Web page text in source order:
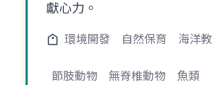
獻心力。
環境開發 自然保育 海洋
節肢動物 無脊椎動物 魚類